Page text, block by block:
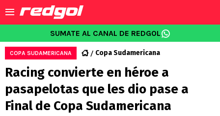
SUMATE AL CANAL DE REDGOL
COPA SUDAMERICANA Copa Sudamericana
Racing convierte en héroe a
pasapelotas que les dio pase a
Final de Copa Sudamericana